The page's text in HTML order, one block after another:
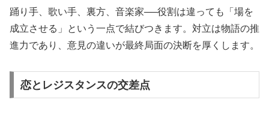
踊り手、歌い手、裏方、音楽家──役割は違っても「場を
成立させる」という一点で結びつきます。対立は物語の推
進力であり、意見の違いが最終局面の決断を厚くします。
恋とレジスタンスの交差点